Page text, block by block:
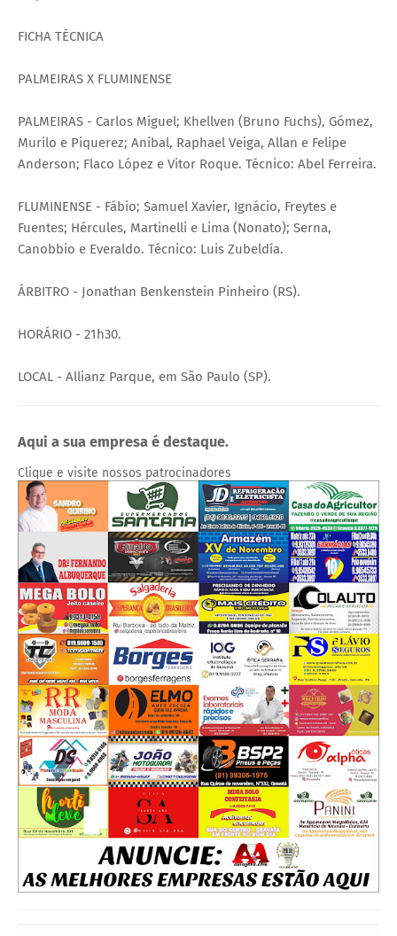
FICHA TÉCNICA
PALMEIRAS X FLUMINENSE
PALMEIRAS - Carlos Miguel; Khellven (Bruno Fuchs), Gómez,
Murilo e Piquerez; Aníbal, Raphael Veiga, Allan e Felipe
Anderson; Flaco López e Vitor Roque. Técnico: Abel Ferreira.
FLUMINENSE - Fábio; Samuel Xavier, Ignácio, Freytes e
Fuentes; Hércules, Martinelli e Lima (Nonato); Serna,
Canobbio e Everaldo. Técnico: Luis Zubeldía.
ÁRBITRO - Jonathan Benkenstein Pinheiro (RS).
HORÁRIO - 21h30.
LOCAL - Allianz Parque, em São Paulo (SP).
Aqui a sua empresa é destaque.
Clique e visite nossos patrocinadores